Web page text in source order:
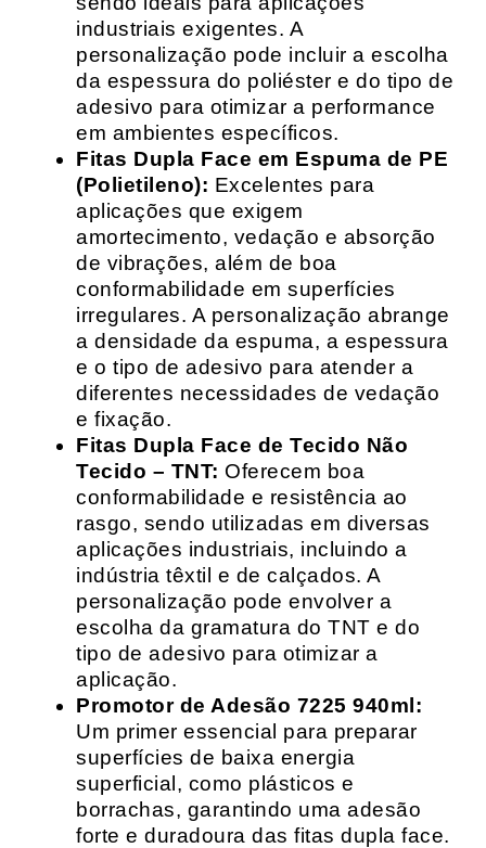
industriais exigentes. A
personalização pode incluir a escolha
da espessura do poliéster e do tipo de
adesivo para otimizar a performance
em ambientes específicos.
Fitas Dupla Face em Espuma de PE
(Polietileno): Excelentes para
aplicações que exigem
amortecimento, vedação e absorção
de vibrações, além de boa
conformabilidade em superfícies
irregulares. A personalização abrange
a densidade da espuma, a espessura
e o tipo de adesivo para atender a
diferentes necessidades de vedação
e fixação.
Fitas Dupla Face de Tecido Não
Tecido – TNT: Oferecem boa
conformabilidade e resistência ao
rasgo, sendo utilizadas em diversas
aplicações industriais, incluindo a
indústria têxtil e de calçados. A
personalização pode envolver a
escolha da gramatura do TNT e do
tipo de adesivo para otimizar a
aplicação.
Promotor de Adesão 7225 940ml:
Um primer essencial para preparar
superfícies de baixa energia
superficial, como plásticos e
borrachas, garantindo uma adesão
forte e duradoura das fitas dupla face.